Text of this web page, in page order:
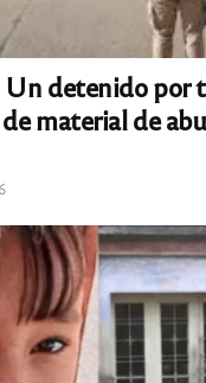
Un detenido por
material de